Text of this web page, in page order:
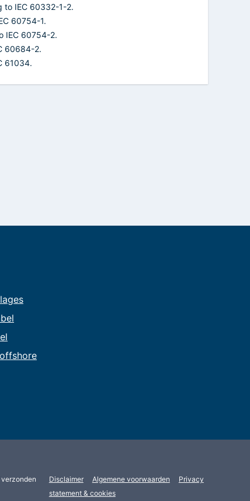
to IEC 60332-1-2.
60754-1.
IEC 60754-2.
60684-2.
61034.
Disclaimer Algemene voorwaarden
Privacy
statement & cookies